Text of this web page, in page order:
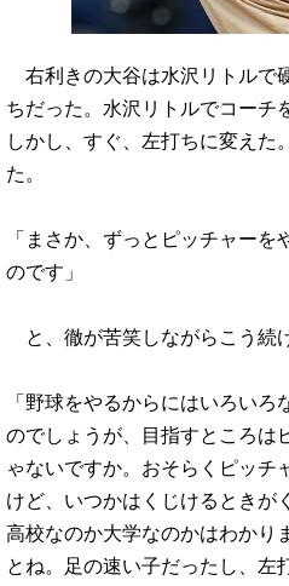
右利きの大谷は水沢リトルで
ちだった。水沢リトルでコーチ
しかし、すぐ、左打ちに変えた
た。
「まさか、ずっとピッチャー
のです」
と、徹が苦笑しながらこう続
「野球をやるからにはいろいろ
のでしょうが、目指すところは
ゃないですか。おそらくピッチ
けど、いつかはくじけるときが
高校なのか大学なのかはわか
とね。足の速い子だったし、左